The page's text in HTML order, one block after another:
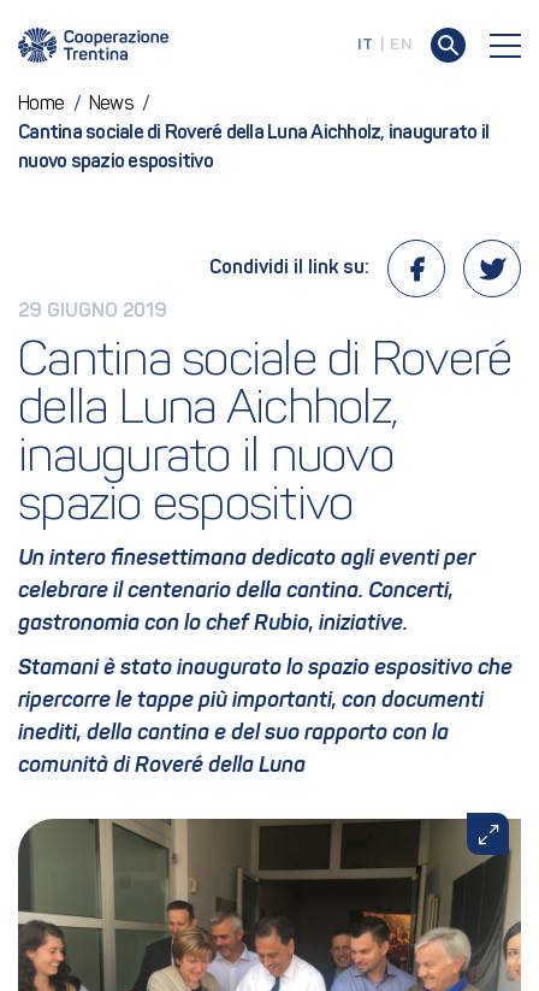
IT EN
Home / News /
Cantina sociale di Roveré della Luna Aichholz, inaugurato il
nuovo spazio espositivo
29 GIUGNO 2019
Condividi il link su:
Cantina sociale di Roveré
della Luna Aichholz,
inaugurato il nuovo
spazio espositivo
Un intero finesettimana dedicato agli eventi per
celebrare il centenario della cantina. Concerti,
gastronomia con lo chef Rubio, iniziative.
Stamani è stato inaugurato lo spazio espositivo che
ripercorre le tappe più importanti, con documenti
inediti, della cantina e del suo rapporto con la
comunità di Roveré della Luna